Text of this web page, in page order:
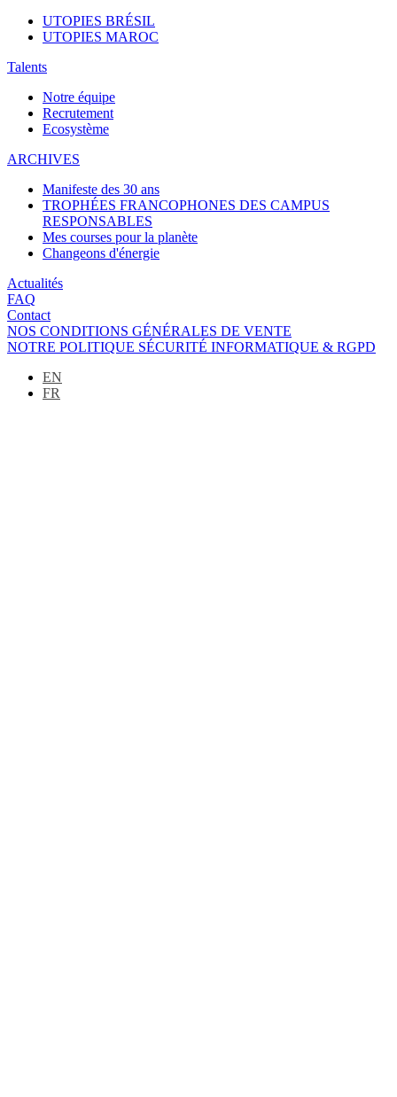
UTOPIES BRÉSIL
UTOPIES MAROC
Talents
Notre équipe
Recrutement
Ecosystème
ARCHIVES
Manifeste des 30 ans
TROPHÉES FRANCOPHONES DES CAMPUS
RESPONSABLES
Mes courses pour la planète
Changeons d'énergie
Actualités
FAQ
Contact
NOS CONDITIONS GÉNÉRALES DE VENTE
NOTRE POLITIQUE SÉCURITÉ INFORMATIQUE & RGPD
EN
FR